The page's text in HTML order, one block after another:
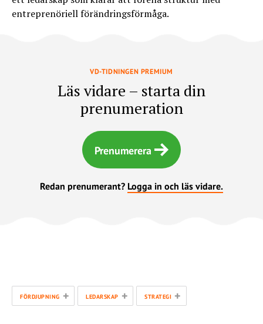
entreprenöriell förändringsförmåga.
VD-TIDNINGEN PREMIUM
Läs vidare – starta din
prenumeration
Prenumerera
Redan prenumerant? Logga in och läs vidare.
FÖRDJUPNING + LEDARSKAP + STRATEGI +